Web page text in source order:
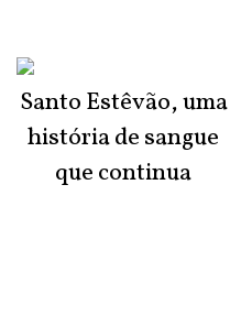
Santo Estêvão, uma
história de sangue
que continua